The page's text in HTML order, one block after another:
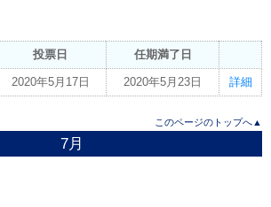
投票日 任期満了日
2020年5月17日 2020年5月23日 詳細
このページのトップへ▲
7月